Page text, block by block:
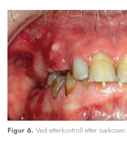
Figur 6. Ved etterkontroll etter narkosen.